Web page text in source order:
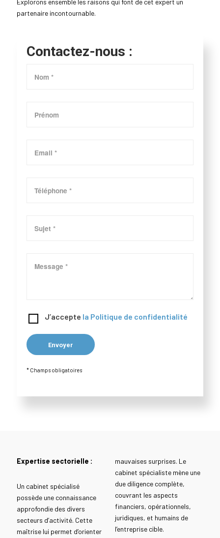
Explorons ensemble les raisons qui font de cet expert un
partenaire incontournable.
Contactez-nous :
J’accepte la Politique de confidentialité
* Champs obligatoires
Expertise sectorielle :
Un cabinet spécialisé
possède une connaissance
approfondie des divers
secteurs d’activité. Cette
maîtrise lui permet d’orienter
mauvaises surprises. Le
cabinet spécialiste mène une
due diligence complète,
couvrant les aspects
financiers, opérationnels,
juridiques, et humains de
l’entreprise cible.